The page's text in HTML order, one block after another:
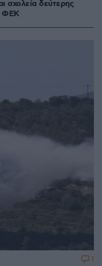
σχολεία δεύτερης
ΦΕΚ
1